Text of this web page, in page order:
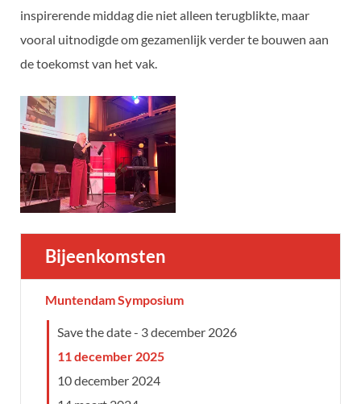
Bijeenkomsten
Muntendam Symposium
Save the date - 3 december 2026
11 december 2025
10 december 2024
inspirerende middag die niet alleen terugblikte, maar
vooral uitnodigde om gezamenlijk verder te bouwen aan
de toekomst van het vak.